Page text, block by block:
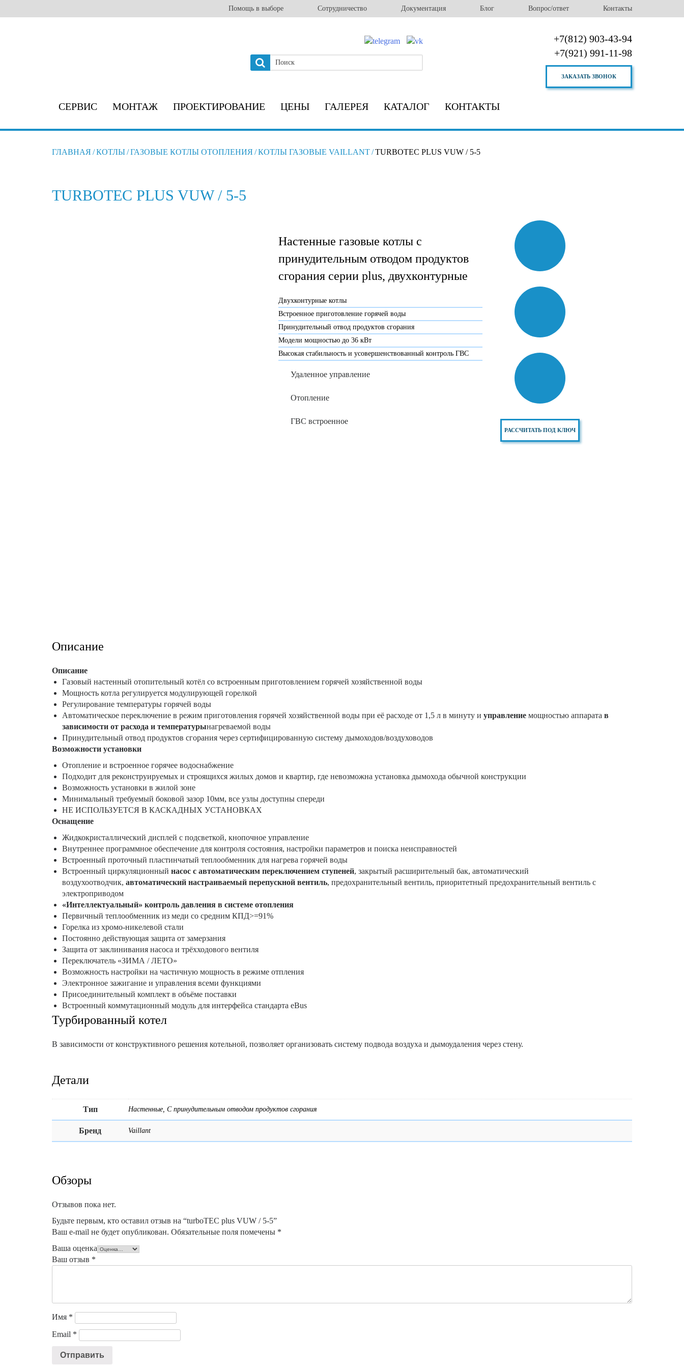
Помощь в выборе Сотрудничество Документация Блог Вопрос/ответ Контакты
+7(812) 903-43-94
+7(921) 991-11-98
ЗАКАЗАТЬ ЗВОНОК
СЕРВИС МОНТАЖ ПРОЕКТИРОВАНИЕ ЦЕНЫ ГАЛЕРЕЯ КАТАЛОГ КОНТАКТЫ
ГЛАВНАЯ /КОТЛЫ/ГАЗОВЫЕ КОТЛЫ ОТОПЛЕНИЯ /КОТЛЫ ГАЗОВЫЕ VAILLANT/TURBOTEC PLUS VUW / 5-5
TURBOTEC PLUS VUW / 5-5
Настенные газовые котлы с
принудительным отводом продуктов
сгорания серии plus, двухконтурные
Двухконтурные котлы
Встроенное приготовление горячей воды
Принудительный отвод продуктов сгорания
Модели мощностью до 36 кВт
Высокая стабильность и усовершенствованный контроль ГВС
Удаленное управление
Отопление
ГВС встроенное
РАССЧИТАТЬ ПОД КЛЮЧ
Описание
Описание
Газовый настенный отопительный котёл со встроенным приготовлением горячей хозяйственной воды
Мощность котла регулируется модулирующей горелкой
Регулирование температуры горячей воды
Автоматическое переключение в режим приготовления горячей хозяйственной воды при её расходе от 1,5 л в минуту и управление мощностью аппарата в
зависимости от расхода и температурынагреваемой воды
Принудительный отвод продуктов сгорания через сертифицированную систему дымоходов/воздуховодов
Возможности установки
Отопление и встроенное горячее водоснабжение
Подходит для реконструируемых и строящихся жилых домов и квартир, где невозможна установка дымохода обычной конструкции
Возможность установки в жилой зоне
Минимальный требуемый боковой зазор 10мм, все узлы доступны спереди
НЕ ИСПОЛЬЗУЕТСЯ В КАСКАДНЫХ УСТАНОВКАХ
Оснащение
Жидкокристаллический дисплей с подсветкой, кнопочное управление
Внутреннее программное обеспечение для контроля состояния, настройки параметров и поиска неисправностей
Встроенный проточный пластинчатый теплообменник для нагрева горячей воды
Встроенный циркуляционный насос с автоматическим переключением ступеней, закрытый расширительный бак, автоматический
воздухоотводчик, автоматический настраиваемый перепускной вентиль, предохранительный вентиль, приоритетный предохранительный вентиль с
электроприводом
«Интеллектуальный» контроль давления в системе отопления
Первичный теплообменник из меди со средним КПД>=91%
Горелка из хромо-никелевой стали
Постоянно действующая защита от замерзания
Защита от заклинивания насоса и трёхходового вентиля
Переключатель «ЗИМА / ЛЕТО»
Возможность настройки на частичную мощность в режиме отпления
Электронное зажигание и управления всеми функциями
Присоединительный комплект в объёме поставки
Встроенный коммутационный модуль для интерфейса стандарта eBus
Турбированный котел
В зависимости от конструктивного решения котельной, позволяет организовать систему подвода воздуха и дымоудаления через стену.
Детали
Тип Настенные, С принудительным отводом продуктов сгорания
Бренд Vaillant
Обзоры
Отзывов пока нет.
Будьте первым, кто оставил отзыв на “turboTEC plus VUW / 5-5”
Ваш e-mail не будет опубликован. Обязательные поля помечены *
Ваша оценка
Ваш отзыв *
Имя *
Email *